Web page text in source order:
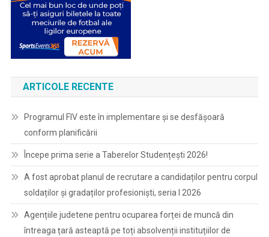
ARTICOLE RECENTE
Programul FIV este în implementare și se desfășoară
conform planificării
Începe prima serie a Taberelor Studențești 2026!
A fost aprobat planul de recrutare a candidaților pentru corpul
soldaților și gradaților profesioniști, seria I 2026
Agențiile judetene pentru ocuparea forței de muncă din
întreaga țară asteaptă pe toți absolvenții instituțiilor de